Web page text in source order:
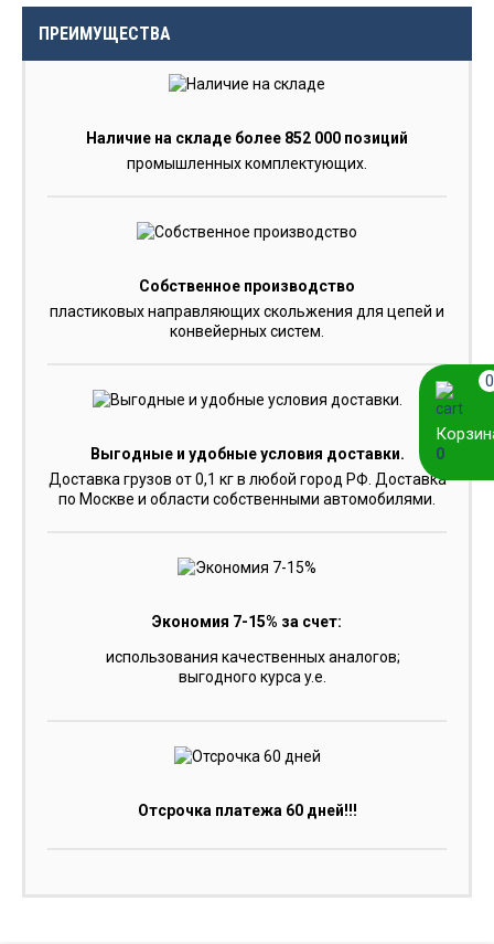
ПРЕИМУЩЕСТВА
Наличие на складе более 852 000 позиций
промышленных комплектующих.
Собственное производство
пластиковых направляющих скольжения для цепей и
конвейерных систем.
Выгодные и удобные условия доставки.
Доставка грузов от 0,1 кг в любой город РФ. Доставка
по Москве и области собственными автомобилями.
Экономия 7-15% за счет:
использования качественных аналогов;
выгодного курса y.e.
Отсрочка платежа 60 дней!!!
0
0